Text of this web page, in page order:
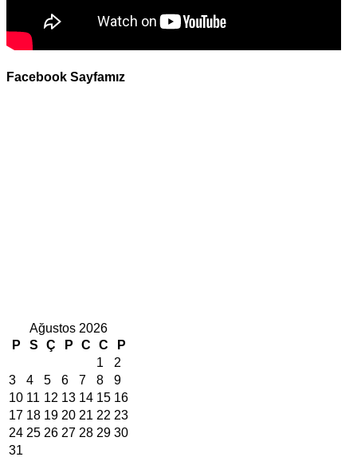
Facebook Sayfamız
Ağustos 2026
P
S Ç P C C
P
1
2
3
4 5 6 7 8
9
10 11 12 13 14 15 16
17 18 19 20 21 22 23
24 25 26 27 28 29 30
31